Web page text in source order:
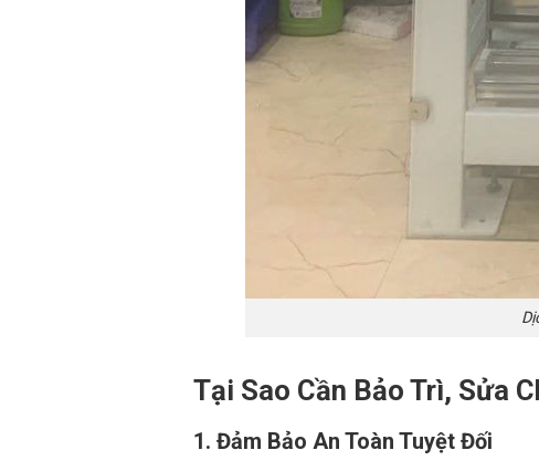
Tại Sao Cần Bảo Trì, Sửa
1. Đảm Bảo An Toàn Tuyệt Đối